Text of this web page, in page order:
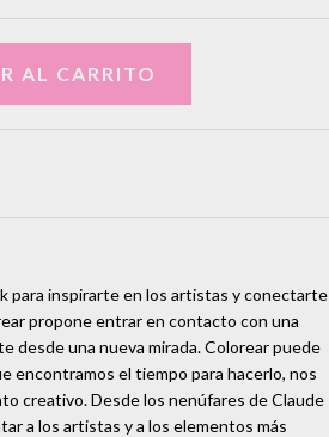
para inspirarte en los artistas y conectarte
propone entrar en contacto con una
desde una nueva mirada. Colorear puede
encontramos el tiempo para hacerlo, nos
creativo. Desde los nenúfares de Claude
a los artistas y a los elementos más